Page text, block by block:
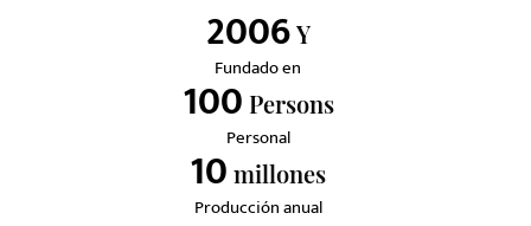
2006Y
Fundado en
100 Persons
Personal
10 Millones
Producción anual